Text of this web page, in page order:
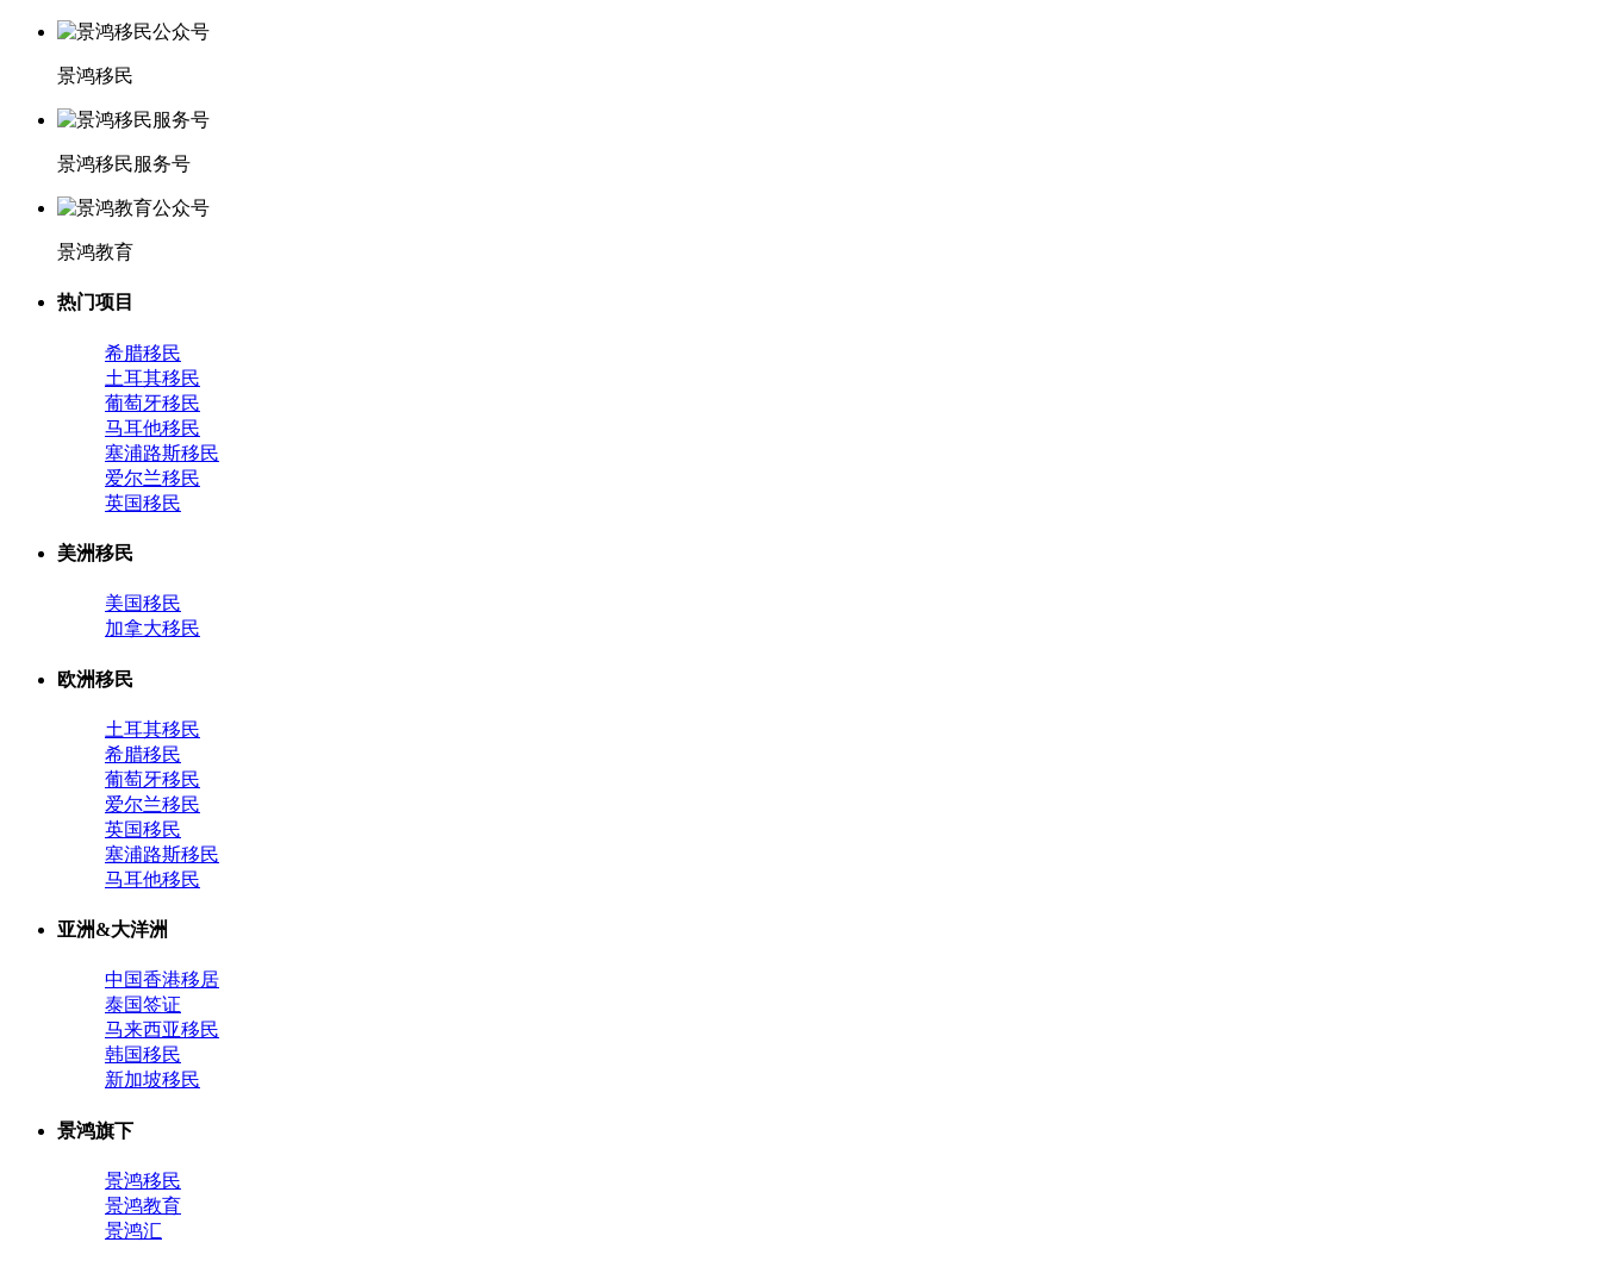
景鸿移民
景鸿移民服务号
景鸿教育
热门项目
希腊移民
土耳其移民
葡萄牙移民
马耳他移民
塞浦路斯移民
爱尔兰移民
英国移民
美洲移民
美国移民
加拿大移民
欧洲移民
土耳其移民
希腊移民
葡萄牙移民
爱尔兰移民
英国移民
塞浦路斯移民
马耳他移民
亚洲&大洋洲
中国香港移居
泰国签证
马来西亚移民
韩国移民
新加坡移民
景鸿旗下
景鸿移民
景鸿教育
景鸿汇